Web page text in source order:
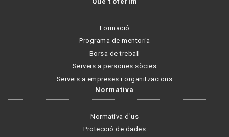
Formació
Programa de mentoria
Borsa de treball
Serveis a persones sòcies
Serveis a empreses i organitzacions
Normativa
Normativa d'us
Protecció de dades